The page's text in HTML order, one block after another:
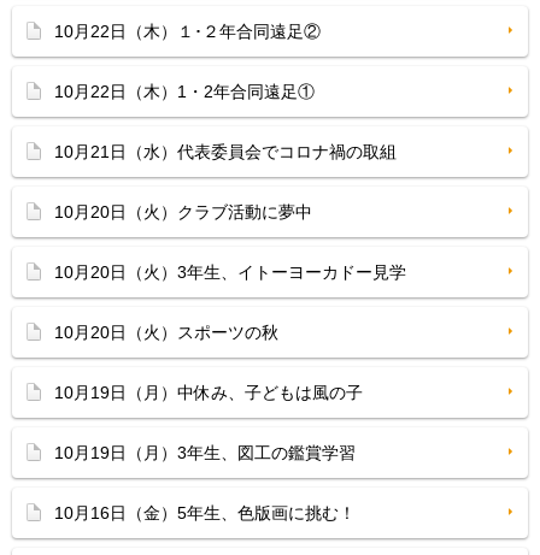
10月22日（木）１･２年合同遠足②
10月22日（木）1・2年合同遠足①
10月21日（水）代表委員会でコロナ禍の取組
10月20日（火）クラブ活動に夢中
10月20日（火）3年生、イトーヨーカドー見学
10月20日（火）スポーツの秋
10月19日（月）中休み、子どもは風の子
10月19日（月）3年生、図工の鑑賞学習
10月16日（金）5年生、色版画に挑む！